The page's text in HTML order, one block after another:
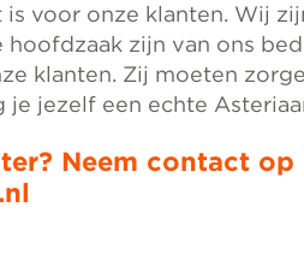
voor onze klanten. Wij
zijn van ons
klanten. Zij moeten
jezelf een echte
Neem contact op